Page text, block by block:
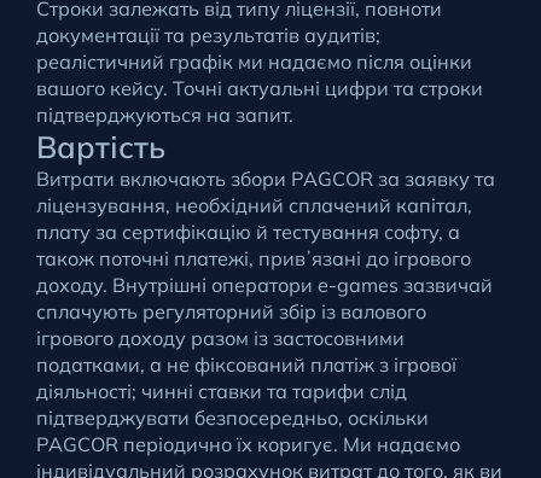
Строки залежать від типу ліцензії, повноти
документації та результатів аудитів;
реалістичний графік ми надаємо після оцінки
вашого кейсу. Точні актуальні цифри та строки
підтверджуються на запит.
Вартість
Витрати включають збори PAGCOR за заявку та
ліцензування, необхідний сплачений капітал,
плату за сертифікацію й тестування софту, а
також поточні платежі, привʼязані до ігрового
доходу. Внутрішні оператори e-games зазвичай
сплачують регуляторний збір із валового
ігрового доходу разом із застосовними
податками, а не фіксований платіж з ігрової
діяльності; чинні ставки та тарифи слід
підтверджувати безпосередньо, оскільки
PAGCOR періодично їх коригує. Ми надаємо
індивідуальний розрахунок витрат до того, як ви